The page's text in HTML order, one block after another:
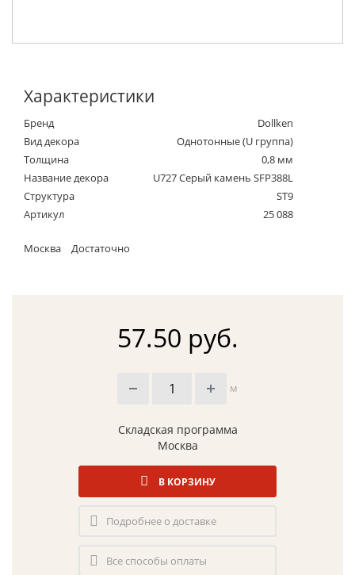
Характеристики
Бренд
Dollken
Вид декора
Однотонные (U группа)
Толщина
0,8 мм
Название декора
U727 Серый камень SFP388L
Структура
ST9
Артикул
25 088
Москва Достаточно
57.50 руб.
м
Складская программа
Москва
В КОРЗИНУ
Подробнее о доставке
Все способы оплаты